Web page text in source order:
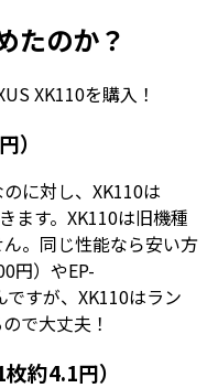
たのか？
XK110を購入！
）
に対し、XK110は
ます。XK110は旧機種
。同じ性能なら安い方
円）やEP-
すが、XK110はラン
で大丈夫！
約4.1円）